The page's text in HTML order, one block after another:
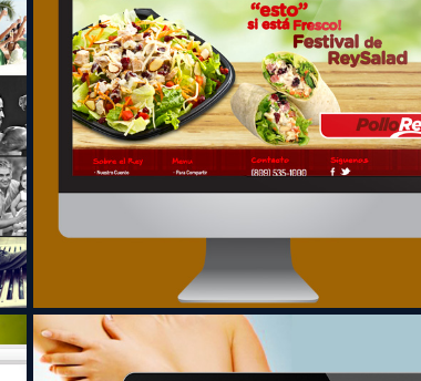
Pollo Rey